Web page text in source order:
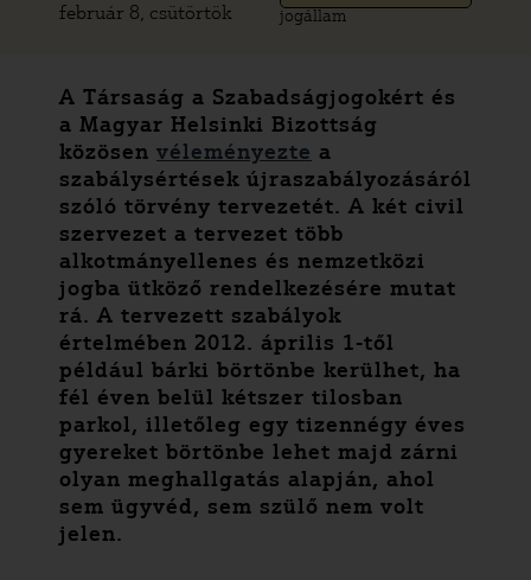
február 8, csütörtök
jogállam
A Társaság a Szabadságjogokért és
a Magyar Helsinki Bizottság
közösen véleményezte a
szabálysértések újraszabályozásáról
szóló törvény tervezetét. A két civil
szervezet a tervezet több
alkotmányellenes és nemzetközi
jogba ütköző rendelkezésére mutat
rá. A tervezett szabályok
értelmében 2012. április 1-től
például bárki börtönbe kerülhet, ha
fél éven belül kétszer tilosban
parkol, illetőleg egy tizennégy éves
gyereket börtönbe lehet majd zárni
olyan meghallgatás alapján, ahol
sem ügyvéd, sem szülő nem volt
jelen.